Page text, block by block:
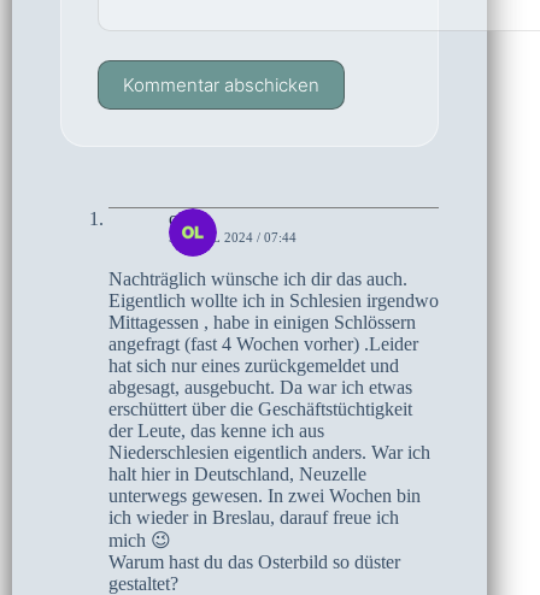
Kommentar abschicken
olaf
5. APRIL 2024 / 07:44
Nachträglich wünsche ich dir das auch.
Eigentlich wollte ich in Schlesien irgendwo
Mittagessen , habe in einigen Schlössern
angefragt (fast 4 Wochen vorher) .Leider
hat sich nur eines zurückgemeldet und
abgesagt, ausgebucht. Da war ich etwas
erschüttert über die Geschäftstüchtigkeit
der Leute, das kenne ich aus
Niederschlesien eigentlich anders. War ich
halt hier in Deutschland, Neuzelle
unterwegs gewesen. In zwei Wochen bin
ich wieder in Breslau, darauf freue ich
mich 😉
Warum hast du das Osterbild so düster
gestaltet?